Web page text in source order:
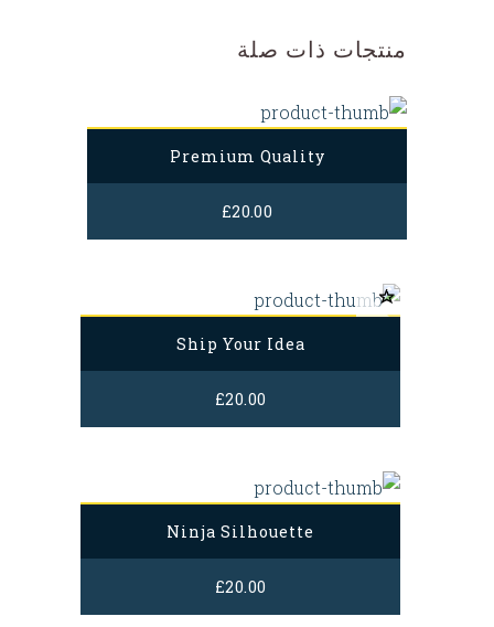
منتجات ذات صلة
Premium Quality
£20.00
Ship Your Idea
£20.00
Ninja Silhouette
£20.00